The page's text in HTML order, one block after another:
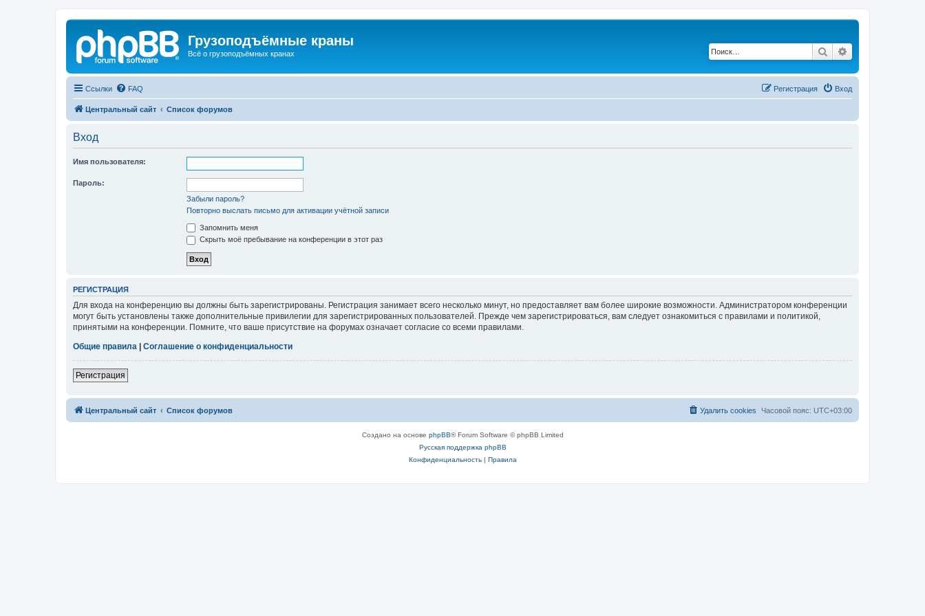
Грузоподъёмные краны
Всё о грузоподъёмных кранах Поиск
Ссылки FAQ Вход
Регистрация
Центральный сайт Список форумов
Вход
Имя пользователя:
Пароль:
Забыли пароль?
Повторно выслать письмо для активации учётной записи
Запомнить меня
Скрыть моё пребывание на конференции в этот раз
РЕГИСТРАЦИЯ
Для входа на конференцию вы должны быть зарегистрированы. Регистрация занимает всего несколько минут, но предоставляет вам более широкие возможности. Администратором конференции
могут быть установлены также дополнительные привилегии для зарегистрированных пользователей. Прежде чем зарегистрироваться, вам следует ознакомиться с правилами и политикой,
принятыми на конференции. Помните, что ваше присутствие на форумах означает согласие со всеми правилами.
Общие правила
Соглашение о конфиденциальности
Регистрация
Центральный сайт Список форумов Часовой пояс: UTC+03:00
Удалить cookies
Создано на основе phpBB® Forum Software © phpBB Limited
Русская поддержка phpBB
Конфиденциальность| Правила